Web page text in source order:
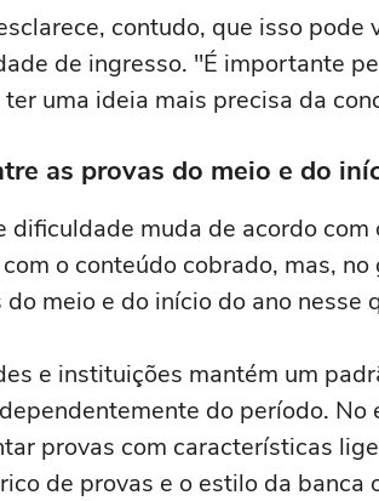
contudo, que isso pode
de ingresso. "É importante
uma ideia mais precisa da
as provas do meio e do
dificuldade muda de acordo
o conteúdo cobrado, mas,
meio e do início do ano nesse
e instituições mantém um
do período.
provas com características
de provas e o estilo da